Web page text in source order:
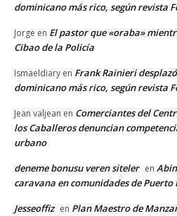
dominicano más rico, según revista
Jorge en El pastor que «oraba»
Cibao de la Policía
Ismaeldiary en Frank Rainieri
dominicano más rico, según revista
Jean valjean en Comerciantes del
los Caballeros denuncian
urbano
deneme bonusu veren siteler en
caravana en comunidades de Puerto
Jesseoffiz en Plan Maestro de